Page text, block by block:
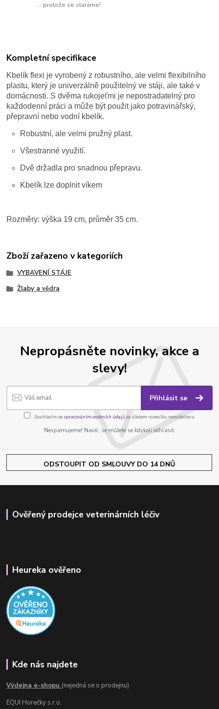
... protože se staráme!
Kompletní specifikace
Kbelík flexi je vyrobený z robustního, ale velmi flexibilního
plastu, který je univerzálně použitelný ve stáji, ale také v
domácnosti. S dvěma rukojeťmi je nepostradatelný pro
každodenní práci a může být použit jako potravinářský,
přepravní nebo vodní kbelík.
Robustní, ale velmi pružný plast.
Všestranné využití.
Dvě držadla pro snadnou přepravu.
Kbelík lze doplnit víkem
Rozměry: výška 19 cm, průměr 35 cm.
Zboží zařazeno v kategoriích
VYBAVENÍ STÁJE
Žlaby a vědra
Nepropásněte novinky, akce a
slevy!
Přihlásit se
Souhlasím se zpracováním osobních údajůza účelem rozesílky newsletteru.
Nespamujeme! Navíc, se můžete se kdykoli odhlásit.
ODSTOUPIT OD SMLOUVY DO 14 DNŮ
Ověřený prodejce veterinárních léčiv
Heureka ověřeno
Kde nás najdete
Výdejna e-shopu (nejedná se o prodejnu)
EQUI Horečky s.r.o.